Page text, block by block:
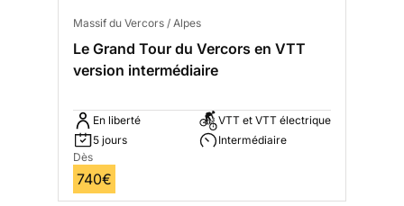
Massif du Vercors / Alpes
Le Grand Tour du Vercors en VTT
version intermédiaire
En liberté
5 jours
VTT et VTT électrique
Intermédiaire
Dès
740€